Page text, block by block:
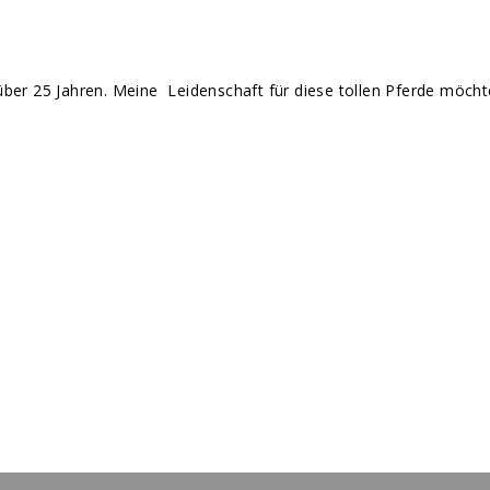
25 Jahren. Meine Leidenschaft für diese tollen Pferde